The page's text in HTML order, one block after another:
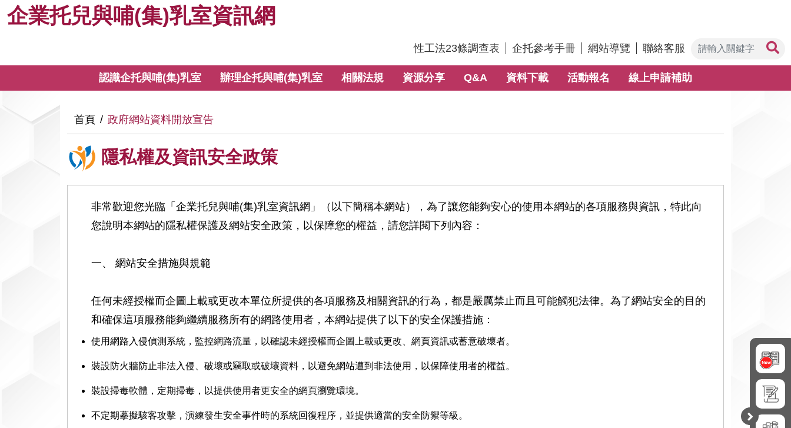
到企
托
兒
企業托兒與哺(集)乳室資訊網
:::
性工法23條調查表 企托參考手冊 網站導覽 聯絡客服
認識企托與哺(集)乳室 辦理企托與哺(集)乳室 相關法規 資源分享 Q&A 資料下載 活動報名 線上申請補助
:::
首頁 政府網站資料開放宣告
隱私權及資訊安全政策
非常歡迎您光臨「企業托兒與哺(集)乳室資訊網」（以下簡稱本網站），為了讓您能夠安心的使用本網站的各項服務與資訊，特此向
您說明本網站的隱私權保護及網站安全政策，以保障您的權益，請您詳閱下列內容：
一、 網站安全措施與規範
任何未經授權而企圖上載或更改本單位所提供的各項服務及相關資訊的行為，都是嚴厲禁止而且可能觸犯法律。為了網站安全的目的
和確保這項服務能夠繼續服務所有的網路使用者，本網站提供了以下的安全保護措施：
使用網路入侵偵測系統，監控網路流量，以確認未經授權而企圖上載或更改、網頁資訊或蓄意破壞者。
裝設防火牆防止非法入侵、破壞或竊取或破壞資料，以避免網站遭到非法使用，以保障使用者的權益。
裝設掃毒軟體，定期掃毒，以提供使用者更安全的網頁瀏覽環境。
不定期摹擬駭客攻擊，演練發生安全事件時的系統回復程序，並提供適當的安全防禦等級。
開